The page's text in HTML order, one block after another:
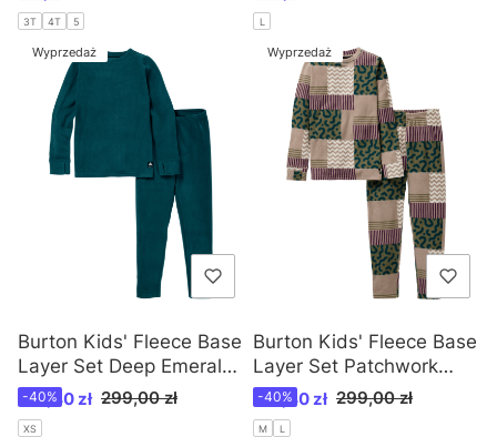
3T 4T 5 L
Wyprzedaż
Burton Kids' Fleece Base
Layer Set Deep Emerald
/W25
Cena promocyjna
179,40 zł 299,00 zł
-40%
XS
Wyprzedaż
Burton Kids' Fleece Base
Layer Set Patchwork
Print /W25
Cena promocyjna
179,40 zł 299,00 zł
-40%
M L